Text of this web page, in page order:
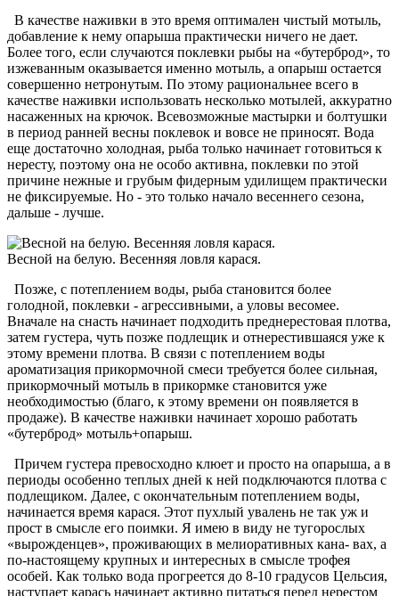
В качестве наживки в это время оптимален чистый мотыль,
добавление к нему опарыша практически ничего не дает.
Более того, если случаются поклевки рыбы на «бутерброд», то
изжеванным оказывается именно мотыль, а опарыш остается
совершенно нетронутым. По этому рациональнее всего в
качестве наживки использовать несколько мотылей, аккуратно
насаженных на крючок. Всевозможные мастырки и болтушки
в период ранней весны поклевок и вовсе не приносят. Вода
еще достаточно холодная, рыба только начинает готовиться к
нересту, поэтому она не особо активна, поклевки по этой
причине нежные и грубым фидерным удилищем практически
не фиксируемые. Но - это только начало весеннего сезона,
дальше - лучше.
Весной на белую. Весенняя ловля карася.
Позже, с потеплением воды, рыба становится более
голодной, поклевки - агрессивными, а уловы весомее.
Вначале на снасть начинает подходить преднерестовая плотва,
затем густера, чуть позже подлещик и отнерестившаяся уже к
этому времени плотва. В связи с потеплением воды
ароматизация прикормочной смеси требуется более сильная,
прикормочный мотыль в прикормке становится уже
необходимостью (благо, к этому времени он появляется в
продаже). В качестве наживки начинает хорошо работать
«бутерброд» мотыль+опарыш.
Причем густера превосходно клюет и просто на опарыша, а в
периоды особенно теплых дней к ней подключаются плотва с
подлещиком. Далее, с окончательным потеплением воды,
начинается время карася. Этот пухлый увалень не так уж и
прост в смысле его поимки. Я имею в виду не тугорослых
«вырожденцев», проживающих в мелиоративных кана- вах, а
по-настоящему крупных и интересных в смысле трофея
особей. Как только вода прогреется до 8-10 градусов Цельсия,
наступает карась начинает активно питаться перед нерестом